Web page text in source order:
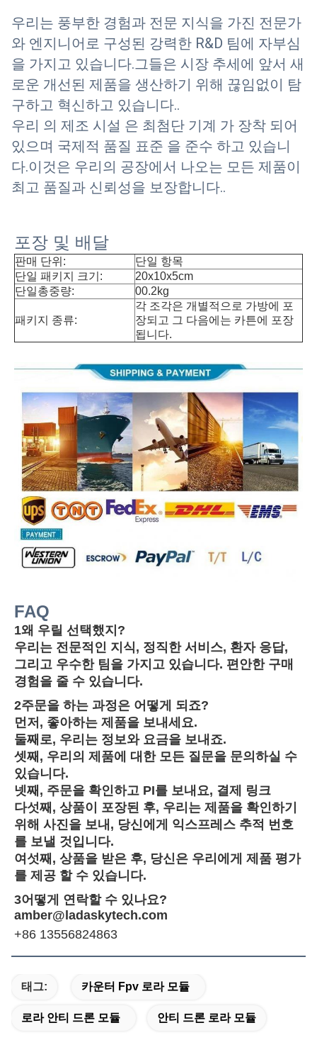
우리는 풍부한 경험과 전문 지식을 가진 전문가
와 엔지니어로 구성된 강력한 R&D 팀에 자부심
을 가지고 있습니다.그들은 시장 추세에 앞서 새
로운 개선된 제품을 생산하기 위해 끊임없이 탐
구하고 혁신하고 있습니다..
우리 의 제조 시설 은 최첨단 기계 가 장착 되어
있으며 국제적 품질 표준 을 준수 하고 있습니
다.이것은 우리의 공장에서 나오는 모든 제품이
최고 품질과 신뢰성을 보장합니다..
포장 및 배달
판매 단위:
단일 항목
단일 패키지 크기:
20x10x5cm
단일총중량:
00.2kg
패키지 종류:
각 조각은 개별적으로 가방에 포
장되고 그 다음에는 카튼에 포장
됩니다.
FAQ
1왜 우릴 선택했지?
우리는 전문적인 지식, 정직한 서비스, 환자 응답,
그리고 우수한 팀을 가지고 있습니다. 편안한 구매
경험을 줄 수 있습니다.
2주문을 하는 과정은 어떻게 되죠?
먼저, 좋아하는 제품을 보내세요.
둘째로, 우리는 정보와 요금을 보내죠.
셋째, 우리의 제품에 대한 모든 질문을 문의하실 수
있습니다.
넷째, 주문을 확인하고 PI를 보내요, 결제 링크
다섯째, 상품이 포장된 후, 우리는 제품을 확인하기
위해 사진을 보내, 당신에게 익스프레스 추적 번호
를 보낼 것입니다.
여섯째, 상품을 받은 후, 당신은 우리에게 제품 평가
를 제공 할 수 있습니다.
3어떻게 연락할 수 있나요?
amber@ladaskytech.com
+86 13556824863
태그: 카운터 Fpv 로라 모듈
로라 안티 드론 모듈 안티 드론 로라 모듈